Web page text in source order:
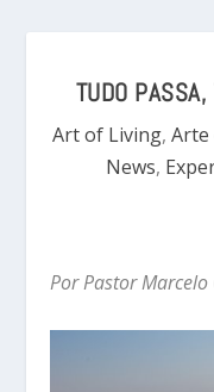
TUDO
Art of Living, Arte
News,
Por Pastor Marcelo